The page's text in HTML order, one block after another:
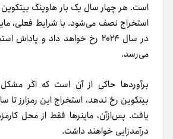
است. هر چهار سال یک بار هاوینگ
استخراج نصف می‌شود. با شرایط فعلی،
می‌رسد.
برآوردها حاکی از آن است که اگر
یافت. پس‌از‌آن، ماینرها فقط از محل
درآمدزایی خواهند داشت.